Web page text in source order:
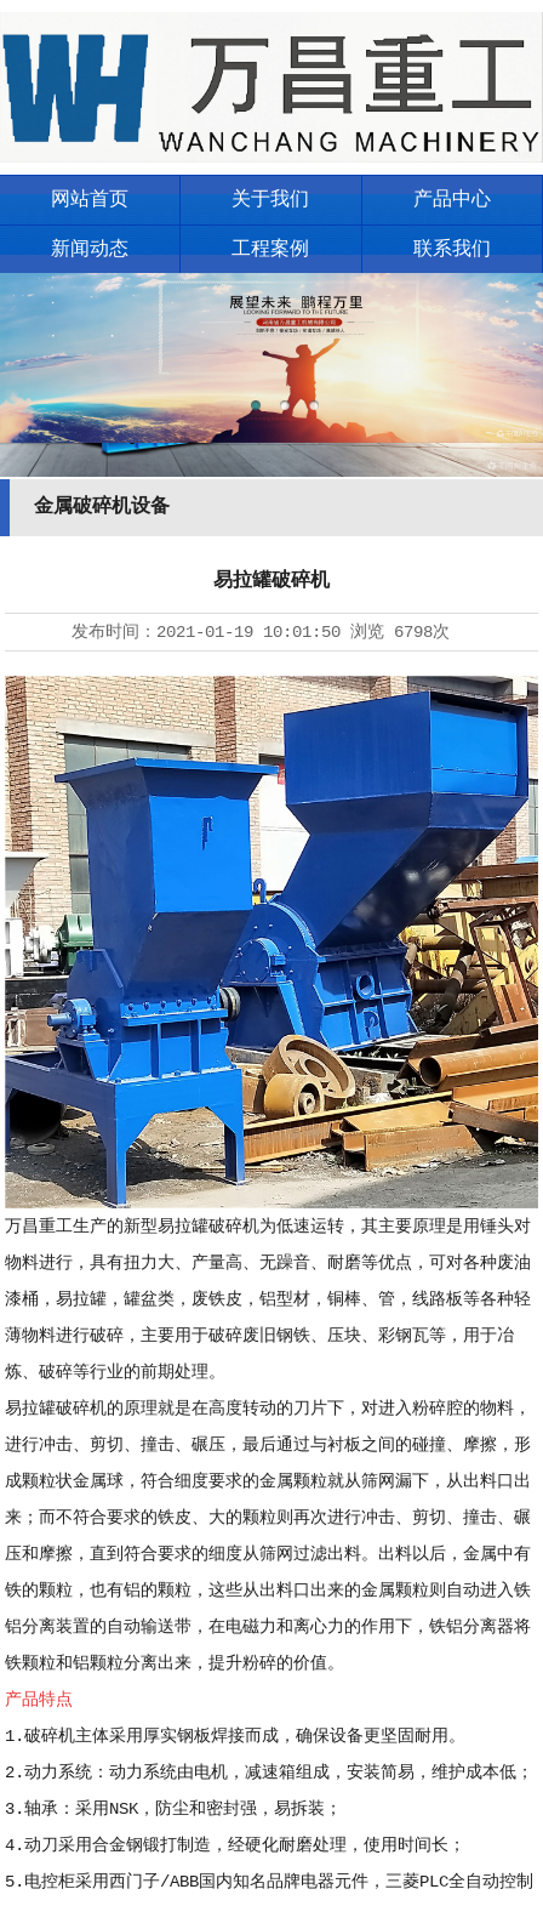
网站首页 关于我们 产品中心
新闻动态 工程案例 联系我们
金属破碎机设备
易拉罐破碎机
发布时间： 2021-01-19 10:01:50浏览 6798次
万昌重工生产的新型易拉罐破碎机为低速运转，其主要原理是用锤头对
物料进行，具有扭力大、产量高、无躁音、耐磨等优点，可对各种废油
漆桶，易拉罐，罐盆类，废铁皮，铝型材，铜棒、管，线路板等各种轻
薄物料进行破碎，主要用于破碎废旧钢铁、压块、彩钢瓦等，用于冶
炼、破碎等行业的前期处理。
易拉罐破碎机的原理就是在高度转动的刀片下，对进入粉碎腔的物料，
进行冲击、剪切、撞击、碾压，最后通过与衬板之间的碰撞、摩擦，形
成颗粒状金属球，符合细度要求的金属颗粒就从筛网漏下，从出料口出
来；而不符合要求的铁皮、大的颗粒则再次进行冲击、剪切、撞击、碾
压和摩擦，直到符合要求的细度从筛网过滤出料。出料以后，金属中有
铁的颗粒，也有铝的颗粒，这些从出料口出来的金属颗粒则自动进入铁
铝分离装置的自动输送带，在电磁力和离心力的作用下，铁铝分离器将
铁颗粒和铝颗粒分离出来，提升粉碎的价值。
产品特点
1.破碎机主体采用厚实钢板焊接而成，确保设备更坚固耐用。
2.动力系统：动力系统由电机，减速箱组成，安装简易，维护成本低；
3.轴承：采用NSK，防尘和密封强，易拆装；
4.动刀采用合金钢锻打制造，经硬化耐磨处理，使用时间长；
5.电控柜采用西门子/ABB国内知名品牌电器元件，三菱PLC全自动控制